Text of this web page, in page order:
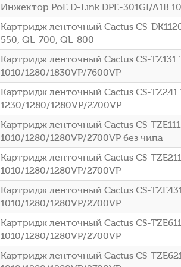
Инжектор PoE D-Link DPE-301GI/A1B
Картридж ленточный Cactus CS-
550, QL-700, QL-800
Картридж ленточный Cactus CS-
1010/1280/1830VP/7600VP
Картридж ленточный Cactus CS-
1230/1280/1280VP/2700VP
Картридж ленточный Cactus CS-
1010/1280/1280VP/2700VP без чипа
Картридж ленточный Cactus CS-
1010/1280/1280VP/2700VP
Картридж ленточный Cactus CS-
1010/1280/1280VP/2700VP
Картридж ленточный Cactus CS-
1010/1280/1280VP/2700VP
Картридж ленточный Cactus CS-